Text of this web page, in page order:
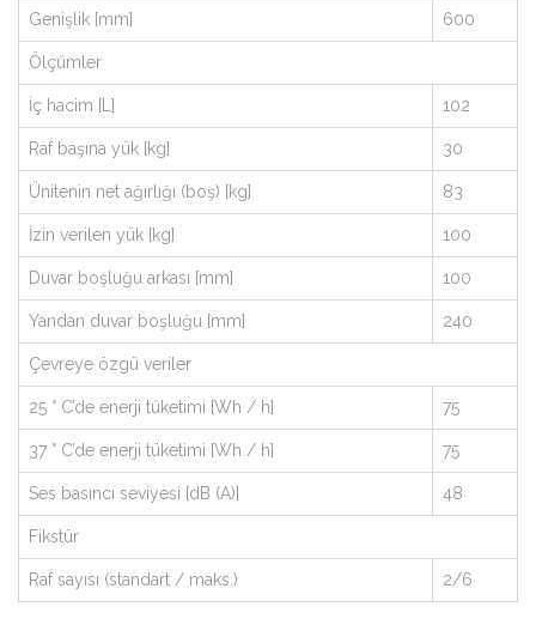
Genişlik [mm] 600
Ölçümler
İç hacim [L] 102
Raf başına yük [kg] 30
Ünitenin net ağırlığı (boş) [kg] 83
İzin verilen yük [kg] 100
Duvar boşluğu arkası [mm] 100
Yandan duvar boşluğu [mm] 240
Çevreye özgü veriler
25 ° C’de enerji tüketimi [Wh / h] 75
37 ° C’de enerji tüketimi [Wh / h] 75
Ses basıncı seviyesi [dB (A)] 48
Fikstür
Raf sayısı (standart / maks.) 2/6